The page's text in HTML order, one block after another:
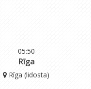
05:50
Rīga
Rīga (lidosta)